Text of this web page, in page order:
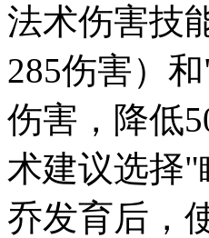
法术伤害技
285伤害）
伤害，降低
术建议选择
乔发育后，